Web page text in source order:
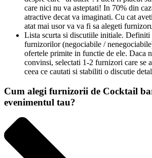
care nici nu va asteptati! In 70% din
atractive decat va imaginati. Cu cat
atat mai usor va va fi sa alegeti
Lista scurta si discutiile initiale. Definiti
furnizorilor (negociabile /
ofertele primite in functie de ele. Daca
convinsi, selectati 1-2 furnizori care se
ceea ce cautati si stabiliti o discutie
Cum alegi furnizorii de Cocktail
evenimentul tau?